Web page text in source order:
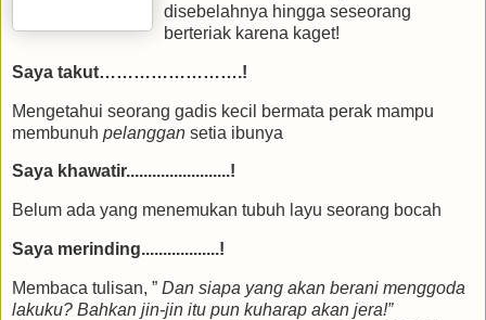
disebelahnya hingga seseorang
berteriak karena kaget!
Saya takut…………………….!
Mengetahui seorang gadis kecil bermata perak mampu
membunuh pelanggan setia ibunya
Saya khawatir........................!
Belum ada yang menemukan tubuh layu seorang bocah
Saya merinding..................!
Membaca tulisan, ” Dan siapa yang akan berani menggoda
lakuku? Bahkan jin-jin itu pun kuharap akan jera!”